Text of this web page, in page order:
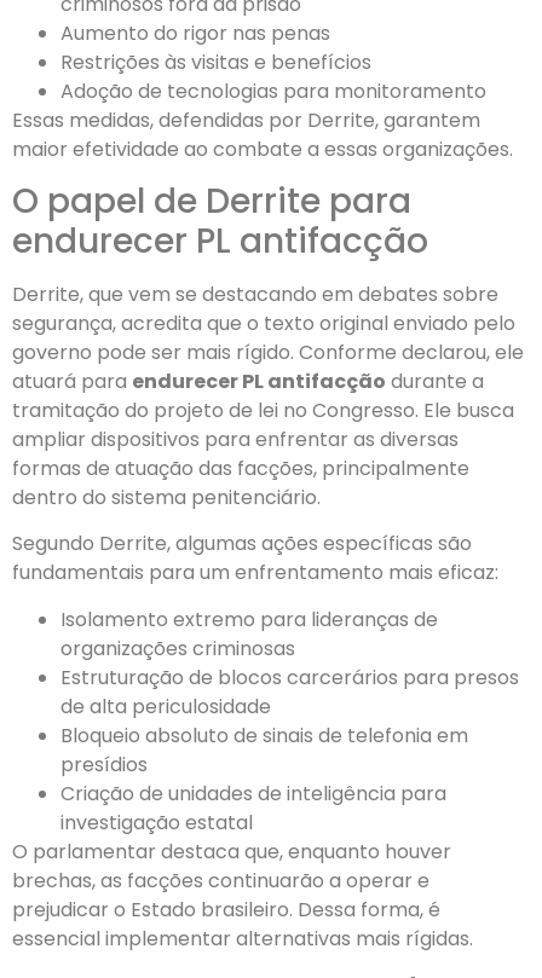
Aumento do rigor nas penas
Restrições às visitas e benefícios
Adoção de tecnologias para monitoramento
Essas medidas, defendidas por Derrite, garantem
maior efetividade ao combate a essas organizações.
O papel de Derrite para
endurecer PL antifacção
Derrite, que vem se destacando em debates sobre
segurança, acredita que o texto original enviado pelo
governo pode ser mais rígido. Conforme declarou, ele
atuará para endurecer PL antifacção durante a
tramitação do projeto de lei no Congresso. Ele busca
ampliar dispositivos para enfrentar as diversas
formas de atuação das facções, principalmente
dentro do sistema penitenciário.
Segundo Derrite, algumas ações específicas são
fundamentais para um enfrentamento mais eficaz:
Isolamento extremo para lideranças de
organizações criminosas
Estruturação de blocos carcerários para presos
de alta periculosidade
Bloqueio absoluto de sinais de telefonia em
presídios
Criação de unidades de inteligência para
investigação estatal
O parlamentar destaca que, enquanto houver
brechas, as facções continuarão a operar e
prejudicar o Estado brasileiro. Dessa forma, é
essencial implementar alternativas mais rígidas.